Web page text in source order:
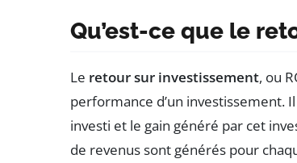
Qu’est-ce que le
Le retour sur investissement, ou
performance d’un investissement.
investi et le gain généré par cet
de revenus sont générés pour